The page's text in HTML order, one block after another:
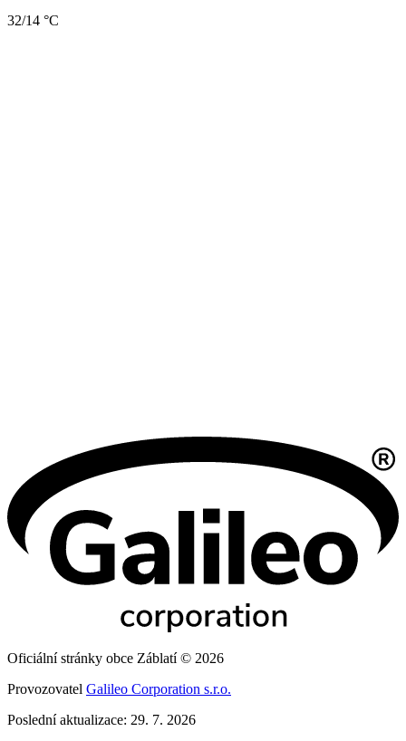
32/14 °C
Oficiální stránky obce Záblatí © 2026
Provozovatel Galileo Corporation s.r.o.
Poslední aktualizace: 29. 7. 2026